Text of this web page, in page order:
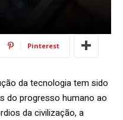
Pinterest
da tecnologia tem sido
do progresso humano ao
da civilização, a